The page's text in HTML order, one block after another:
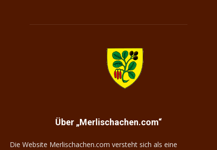
Über „Merlischachen.com“
Die Website Merlischachen.com versteht sich als eine